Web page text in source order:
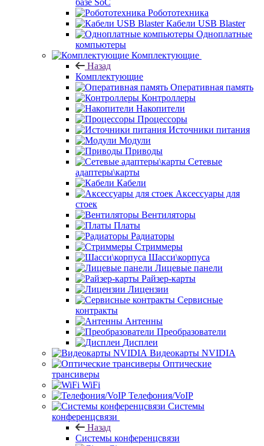
базе SoC
Робототехника
Кабели USB Blaster
Одноплатные
компьютеры
Комплектующие
Назад
Комплектующие
Оперативная память
Контроллеры
Накопители
Процессоры
Источники питания
Модули
Приводы
Сетевые
адаптеры\карты
Кабели
Аксессуары для
стоек
Вентиляторы
Платы
Радиаторы
Стриммеры
Шасси\корпуса
Лицевые панели
Райзер-карты
Лицензии
Сервисные
контракты
Антенны
Преобразователи
Дисплеи
Видеокарты NVIDIA
Оптические
трансиверы
WiFi
Телефония/VoIP
Системы
конференцсвязи
Назад
Системы конференцсвязи